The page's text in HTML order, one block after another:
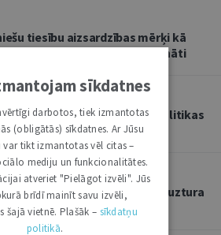
tiesību aizsardzības mērķi kā
no PVN nevar tulkot paplašināti
konstitucionālās tiesībpolitikas
uzturēt vecvecākus, ja uztura
rūpējies
sīkdatnes
darbotos, tiek izmantotas
(obligātās) sīkdatnes. Ar Jūsu
var tikt izmantotas vēl citas –
mediju un funkcionalitātes.
atveriet "Pielāgot izvēli". Jūs
brīdī mainīt savu izvēli,
šajā vietnē. Plašāk – sīkdatņu
politikā.